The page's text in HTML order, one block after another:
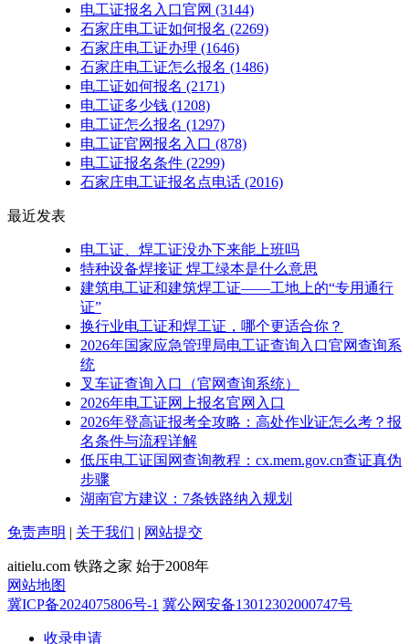
电工证报名入口官网 (3144)
石家庄电工证如何报名 (2269)
石家庄电工证办理 (1646)
石家庄电工证怎么报名 (1486)
电工证如何报名 (2171)
电工证多少钱 (1208)
电工证怎么报名 (1297)
电工证官网报名入口 (878)
电工证报名条件 (2299)
石家庄电工证报名点电话 (2016)
最近发表
电工证、焊工证没办下来能上班吗
特种设备焊接证 焊工绿本是什么意思
建筑电工证和建筑焊工证——工地上的“专用通行
证”
换行业电工证和焊工证，哪个更适合你？
2026年国家应急管理局电工证查询入口官网查询系
统
叉车证查询入口（官网查询系统）
2026年电工证网上报名官网入口
2026年登高证报考全攻略：高处作业证怎么考？报
名条件与流程详解
低压电工证国网查询教程：cx.mem.gov.cn查证真伪
步骤
湖南官方建议：7条铁路纳入规划
免责声明 | 关于我们 | 网站提交
aitielu.com 铁路之家 始于2008年
网站地图
冀ICP备2024075806号-1 冀公网安备13012302000747号
收录申请